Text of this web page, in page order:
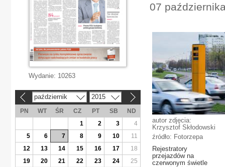
07
autor zdjęcia:
Krzysztof Skłodowski
źródło: Fotorzepa
Rejestratory
przejazdów na
czerwonym świetle
Wydanie: 10263
październik 2015
PN WT ŚR CZ PT SB
ND
1
2 3
4
5
6 7 8 9 10
11
12
13 14 15 16 17
18
19
20 21 22 23 24
25